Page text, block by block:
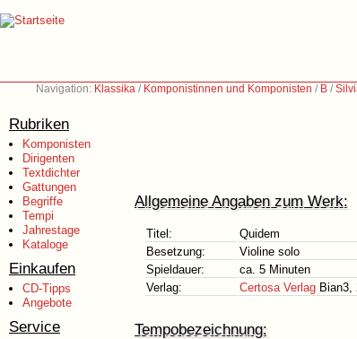
Navigation: Klassika / Komponistinnen und Komponisten / B /
Rubriken
Komponisten
Dirigenten
Textdichter
Gattungen
Begriffe
Tempi
Jahrestage
Kataloge
Einkaufen
CD-Tipps
Angebote
Service
Allgemeine Angaben zum Werk:
Titel:
Quidem
Besetzung:
Violine solo
Spieldauer:
ca. 5 Minuten
Verlag:
Certosa Verlag Bian3,
Tempobezeichnung: